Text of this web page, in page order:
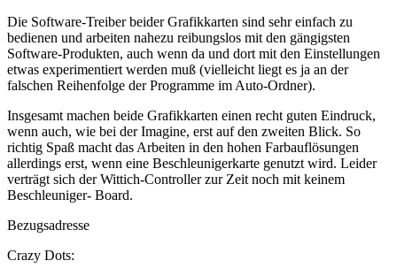
Die Software-Treiber beider Grafikkarten sind sehr einfach zu
bedienen und arbeiten nahezu reibungslos mit den gängigsten
Software-Produkten, auch wenn da und dort mit den Einstellungen
etwas experimentiert werden muß (vielleicht liegt es ja an der
falschen Reihenfolge der Programme im Auto-Ordner).
Insgesamt machen beide Grafikkarten einen recht guten Eindruck,
wenn auch, wie bei der Imagine, erst auf den zweiten Blick. So
richtig Spaß macht das Arbeiten in den hohen Farbauflösungen
allerdings erst, wenn eine Beschleunigerkarte genutzt wird. Leider
verträgt sich der Wittich-Controller zur Zeit noch mit keinem
Beschleuniger- Board.
Bezugsadresse
Crazy Dots: